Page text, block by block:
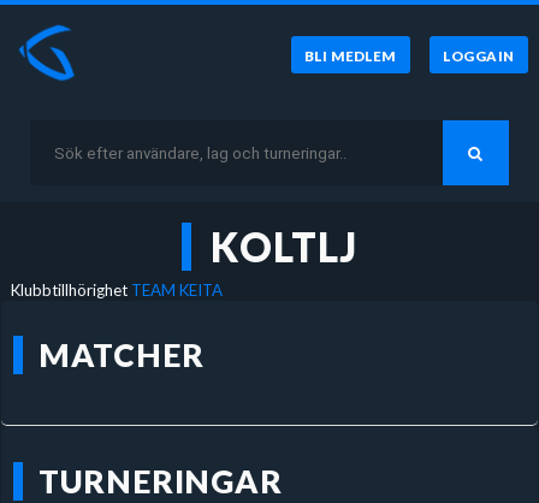
BLI MEDLEM LOGGA IN
KOLTLJ
Klubbtillhörighet TEAM KEITA
MATCHER
TURNERINGAR